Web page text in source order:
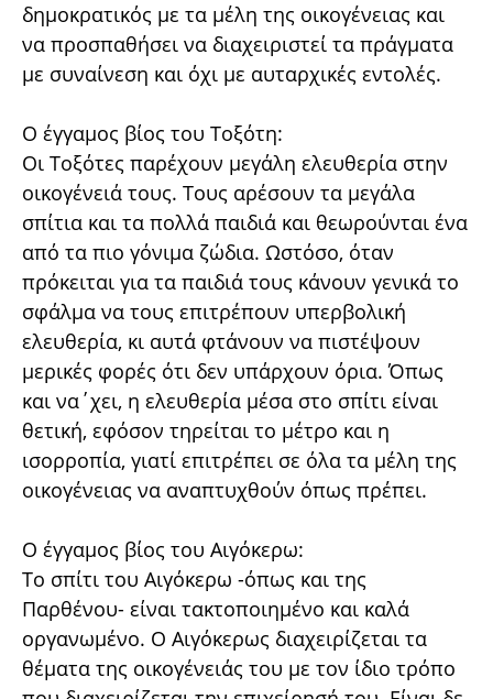
δημοκρατικός με τα μέλη της οικογένειας και
να προσπαθήσει να διαχειριστεί τα πράγματα
με συναίνεση και όχι με αυταρχικές εντολές.
Ο έγγαμος βίος του Τοξότη:
Οι Τοξότες παρέχουν μεγάλη ελευθερία στην
οικογένειά τους. Τους αρέσουν τα μεγάλα
σπίτια και τα πολλά παιδιά και θεωρούνται ένα
από τα πιο γόνιμα ζώδια. Ωστόσο, όταν
πρόκειται για τα παιδιά τους κάνουν γενικά το
σφάλμα να τους επιτρέπουν υπερβολική
ελευθερία, κι αυτά φτάνουν να πιστέψουν
μερικές φορές ότι δεν υπάρχουν όρια. Όπως
και να΄χει, η ελευθερία μέσα στο σπίτι είναι
θετική, εφόσον τηρείται το μέτρο και η
ισορροπία, γιατί επιτρέπει σε όλα τα μέλη της
οικογένειας να αναπτυχθούν όπως πρέπει.
Ο έγγαμος βίος του Αιγόκερω:
Το σπίτι του Αιγόκερω -όπως και της
Παρθένου- είναι τακτοποιημένο και καλά
οργανωμένο. Ο Αιγόκερως διαχειρίζεται τα
θέματα της οικογένειάς του με τον ίδιο τρόπο